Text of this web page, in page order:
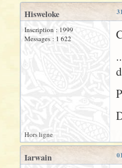
Hisweloke
Inscription : 1999
Messages : 1 622
Hors ligne
Iarwain